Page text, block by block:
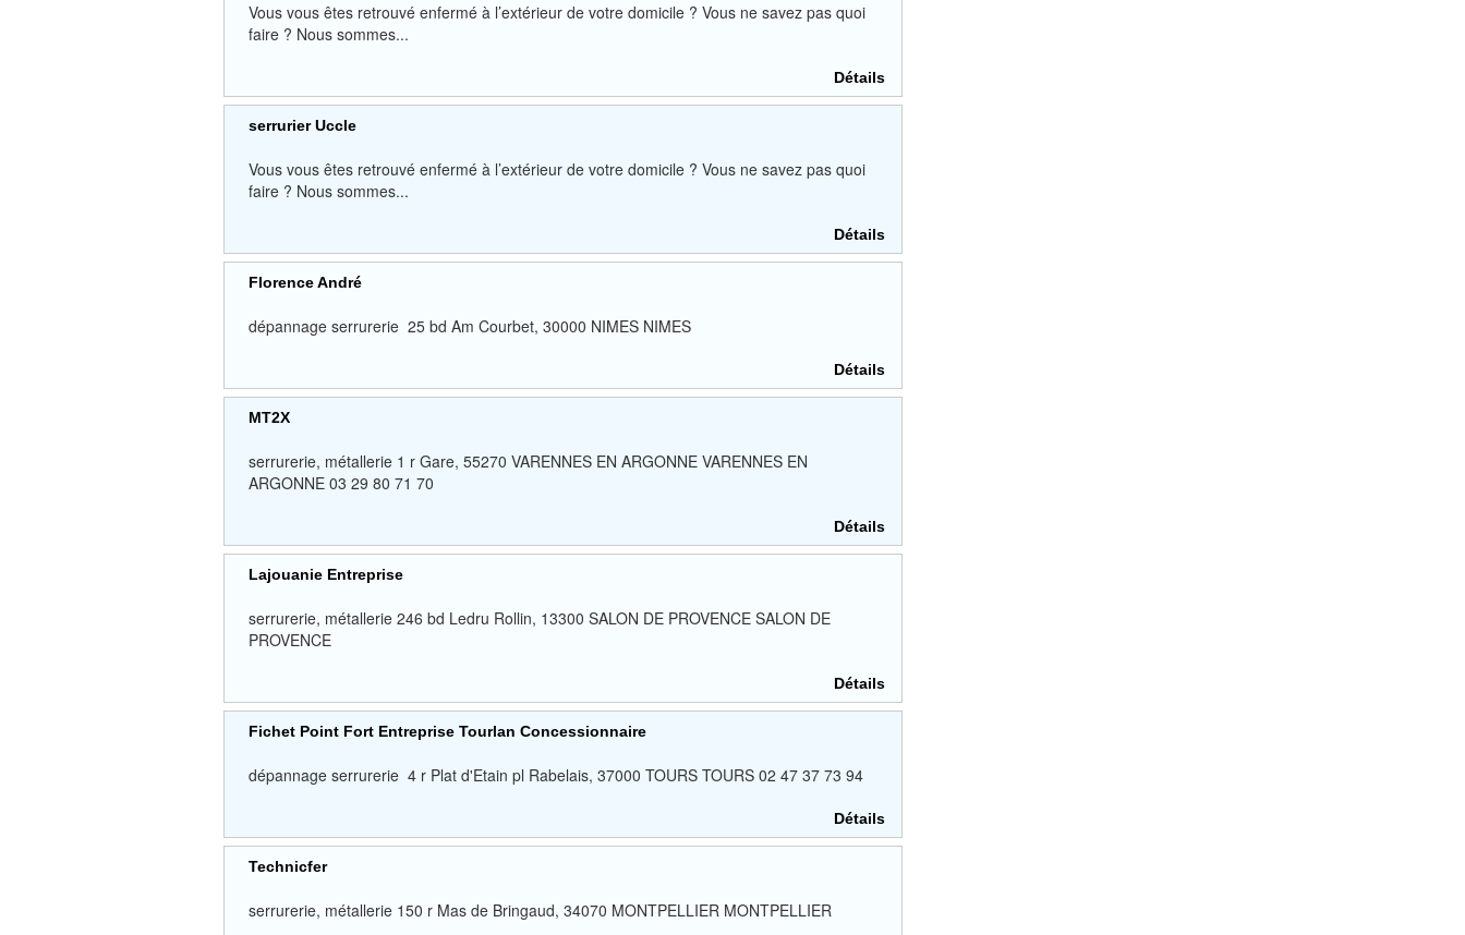
Vous vous êtes retrouvé enfermé à l’extérieur de votre domicile ? Vous ne savez pas quoi
faire ? Nous sommes...
Détails
serrurier Uccle
Vous vous êtes retrouvé enfermé à l’extérieur de votre domicile ? Vous ne savez pas quoi
faire ? Nous sommes...
Détails
Florence André
dépannage serrurerie 25 bd Am Courbet, 30000 NIMES NIMES
Détails
MT2X
serrurerie, métallerie 1 r Gare, 55270 VARENNES EN ARGONNE VARENNES EN
ARGONNE 03 29 80 71 70
Détails
Lajouanie Entreprise
serrurerie, métallerie 246 bd Ledru Rollin, 13300 SALON DE PROVENCE SALON DE
PROVENCE
Détails
Fichet Point Fort Entreprise Tourlan Concessionnaire
dépannage serrurerie 4 r Plat d'Etain pl Rabelais, 37000 TOURS TOURS 02 47 37 73 94
Détails
Technicfer
serrurerie, métallerie 150 r Mas de Bringaud, 34070 MONTPELLIER MONTPELLIER